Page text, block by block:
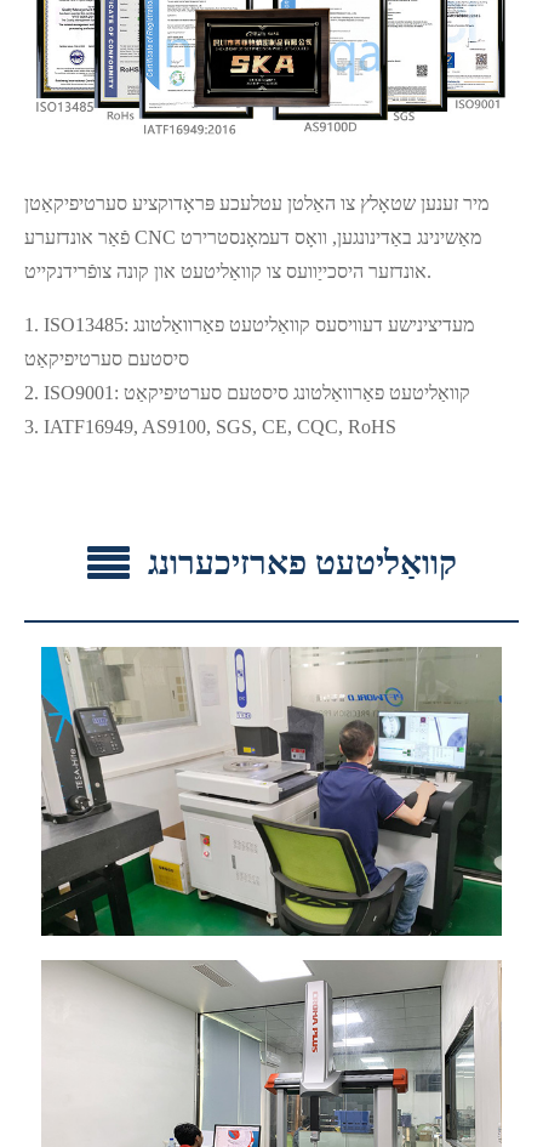
מיר זענען שטאָלץ צו האַלטן עטלעכע פּראָדוקציע סערטיפיקאַטן
פֿאַר אונדזערע CNC מאַשינינג באַדינונגען, וואָס דעמאָנסטרירט
אונדזער היסכייַוועס צו קוואַליטעט און קונה צופֿרידנקייט.
1. ISO13485: מעדיצינישע דעוויסעס קוואַליטעט פאַרוואַלטונג
סיסטעם סערטיפיקאַט
2. ISO9001: קוואַליטעט פאַרוואַלטונג סיסטעם סערטיפיקאַט
3. IATF16949, AS9100, SGS, CE, CQC, RoHS
קוואַליטעט פארזיכערונג